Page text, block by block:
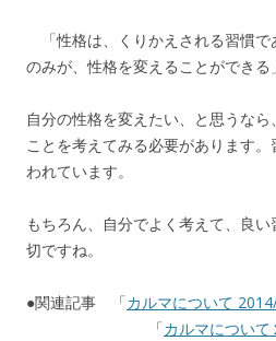
「性格は、くりかえされる習慣
のみが、性格を変えることができる
自分の性格を変えたい、と思うな
ことを考えてみる必要があります
われています。
もちろん、自分でよく考えて、良
切ですね。
●関連記事 「カルマについて
「カルマについ